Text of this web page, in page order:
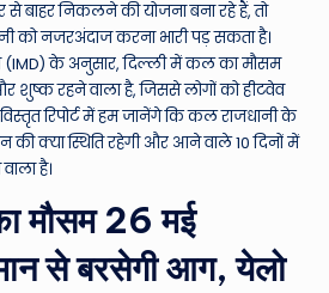
बाहर निकलने की योजना बना रहे हैं, तो
को नजरअंदाज करना भारी पड़ सकता है।
(IMD) के अनुसार, दिल्ली में कल का मौसम
शुष्क रहने वाला है, जिससे लोगों को हीटवेव
रिपोर्ट में हम जानेंगे कि कल राजधानी के
क्या स्थिति रहेगी और आने वाले 10 दिनों में
है।
मौसम 26 मई
से बरसेगी आग, येलो